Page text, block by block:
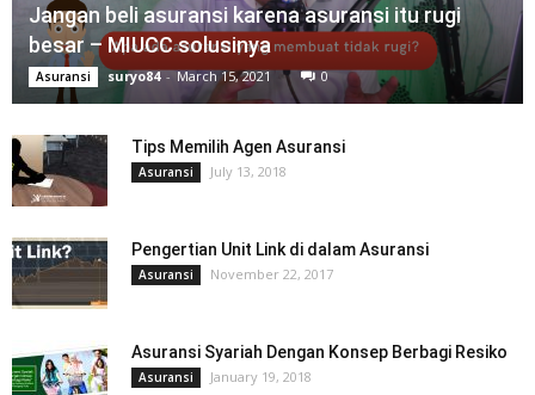
Jangan beli asuransi karena asuransi itu rugi
besar – MIUCC solusinya
Asuransi suryo84 - March 15, 2021 0
Tips Memilih Agen Asuransi
Asuransi July 13, 2018
Pengertian Unit Link di dalam Asuransi
Asuransi November 22, 2017
Asuransi Syariah Dengan Konsep Berbagi Resiko
Asuransi January 19, 2018